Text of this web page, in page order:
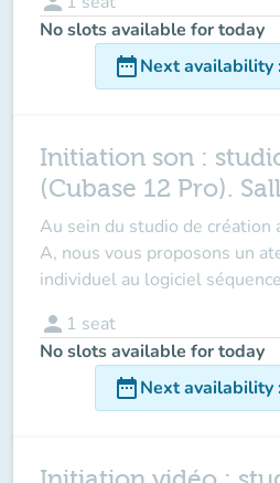
No slots available for today
date_rangeNext availability
Initiation son :
(Cubase 12 Pro).
Au sein du studio de création
A, nous vous proposons un
individuel au logiciel
person 1 seat
No slots available for today
date_rangeNext availability